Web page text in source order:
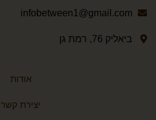
infobetween1@gmail.com
ביאליק 76, רמת גן
אודות
יצירת קשר